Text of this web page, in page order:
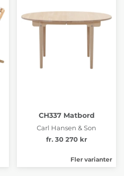
CH337 Matbord
Carl Hansen & Son
fr. 30 270 kr
Fler varianter